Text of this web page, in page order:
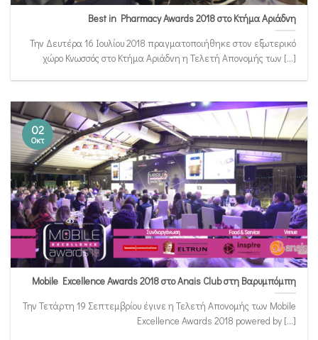
Best in Pharmacy Awards 2018 στο Κτήμα Αριάδνη
Την Δευτέρα 16 Ιουλίου 2018 πραγματοποιήθηκε στον εξωτερικό
χώρο Κνωσσός στο Κτήμα Αριάδνη η Τελετή Απονομής των [...]
Mobile Excellence Awards 2018 στο Anais Club στη Βαρυμπόμπη
Την Τετάρτη 19 Σεπτεμβρίου έγινε η Τελετή Απονομής των Mobile
Excellence Awards 2018 powered by [...]
02
Οκτ